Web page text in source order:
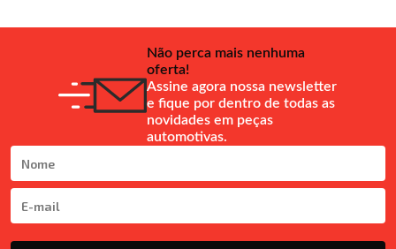
Não perca mais nenhuma
oferta!
Assine agora nossa newsletter
e fique por dentro de todas as
novidades em peças
automotivas.